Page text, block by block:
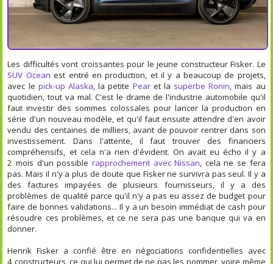
Les difficultés vont croissantes pour le jeune constructeur Fisker. Le
SUV Ocean est entré en production, et il y a beaucoup de projets,
avec le pick-up Alaska, la petite Pearet la superbe Ronin, mais au
quotidien, tout va mal. C'est le drame de l'industrie automobile qu'il
faut investir des sommes colossales pour lancer la production en
série d'un nouveau modèle, et qu'il faut ensuite attendre d'en avoir
vendu des centaines de milliers, avant de pouvoir rentrer dans son
investissement. Dans l'attente, il faut trouver des financiers
compréhensifs, et cela n'a rien d'évident. On avait eu écho il y a
2 mois d'un possible rapprochement avec Nissan, cela ne se fera
pas. Mais il n'y a plus de doute que Fisker ne survivra pas seul. Il y a
des factures impayées de plusieurs fournisseurs, il y a des
problèmes de qualité parce qu'il n'y a pas eu assez de budget pour
faire de bonnes validations... Il y a un besoin immédiat de cash pour
résoudre ces problèmes, et ce ne sera pas une banque qui va en
donner.
Henrik Fisker a confié être en négociations confidentielles avec
4 constructeurs, ce qui lui permet de ne pas les nommer, voire même